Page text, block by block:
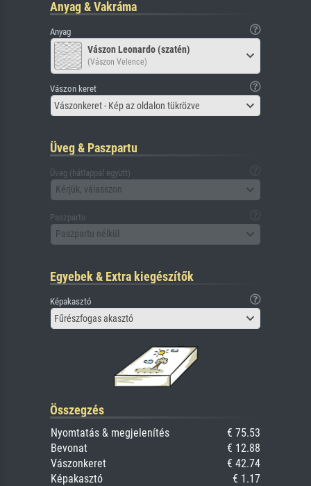
Anyag & Vakráma
Anyag
Vászon Leonardo (szatén)
(Vászon Velence)
Vászon keret
Vászonkeret - Kép az oldalon tükrözve
Üveg & Paszpartu
Üveg (hátlappal együtt)
Kérjük, válasszon
Paszpartu
Paszpartu nélkül
Egyebek & Extra kiegészítők
Képakasztó
Fűrészfogas akasztó
Összegzés
Nyomtatás & megjelenítés
€ 75.53
Bevonat
€ 12.88
Vászonkeret
€ 42.74
Képakasztó
€ 1.17